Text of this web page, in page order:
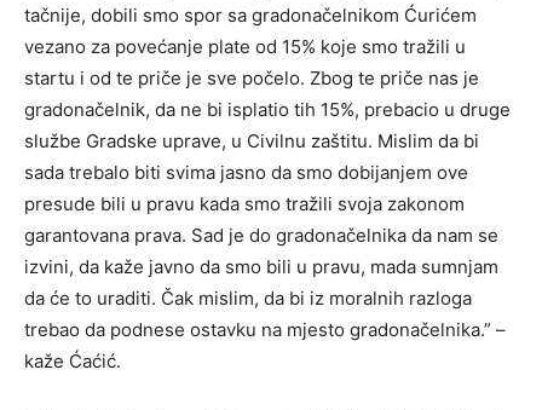
tačnije, dobili smo spor sa gradonačelnikom Ćurićem
vezano za povećanje plate od 15% koje smo tražili u
startu i od te priče je sve počelo. Zbog te priče nas je
gradonačelnik, da ne bi isplatio tih 15%, prebacio u druge
službe Gradske uprave, u Civilnu zaštitu. Mislim da bi
sada trebalo biti svima jasno da smo dobijanjem ove
presude bili u pravu kada smo tražili svoja zakonom
garantovana prava. Sad je do gradonačelnika da nam se
izvini, da kaže javno da smo bili u pravu, mada sumnjam
da će to uraditi. Čak mislim, da bi iz moralnih razloga
trebao da podnese ostavku na mjesto gradonačelnika.” –
kaže Ćaćić.